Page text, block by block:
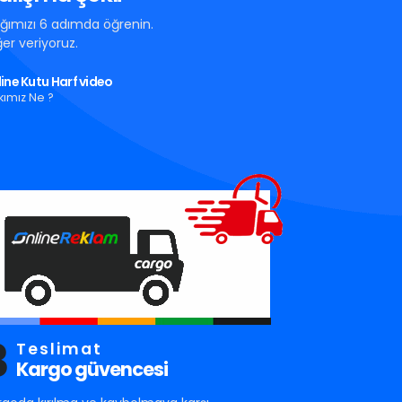
6 adımda öğrenin.
veriyoruz.
Kutu Harf video
Ne ?
Teslimat
Kargo güvencesi